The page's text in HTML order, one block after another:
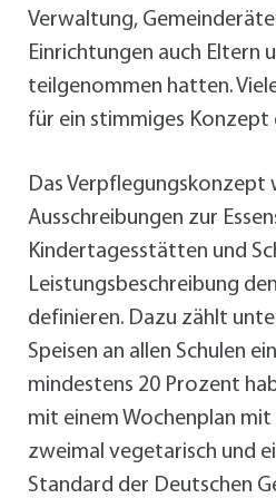
Verwaltung,
Einrichtungen auch Eltern
teilgenommen hatten.
für ein stimmiges Konzept
Das Verpflegungskonzept
Ausschreibungen zur
Kindertagesstätten und
Leistungsbeschreibung
definieren. Dazu zählt
Speisen an allen Schulen
mindestens 20 Prozent
mit einem Wochenplan mit
zweimal vegetarisch und
Standard der Deutschen